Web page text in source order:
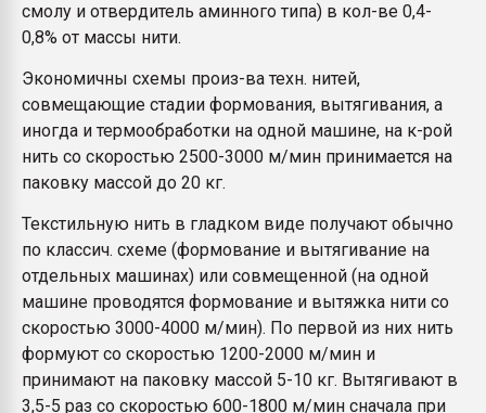
смолу и отвердитель аминного типа) в кол-ве 0,4-
0,8% от массы нити.
Экономичны схемы произ-ва техн. нитей,
совмещающие стадии формования, вытягивания, а
иногда и термообработки на одной машине, на к-рой
нить со скоростью 2500-3000 м/мин принимается на
паковку массой до 20 кг.
Текстильную нить в гладком виде получают обычно
по классич. схеме (формование и вытягивание на
отдельных машинах) или совмещенной (на одной
машине проводятся формование и вытяжка нити со
скоростью 3000-4000 м/мин). По первой из них нить
формуют со скоростью 1200-2000 м/мин и
принимают на паковку массой 5-10 кг. Вытягивают в
3,5-5 раз со скоростью 600-1800 м/мин сначала при